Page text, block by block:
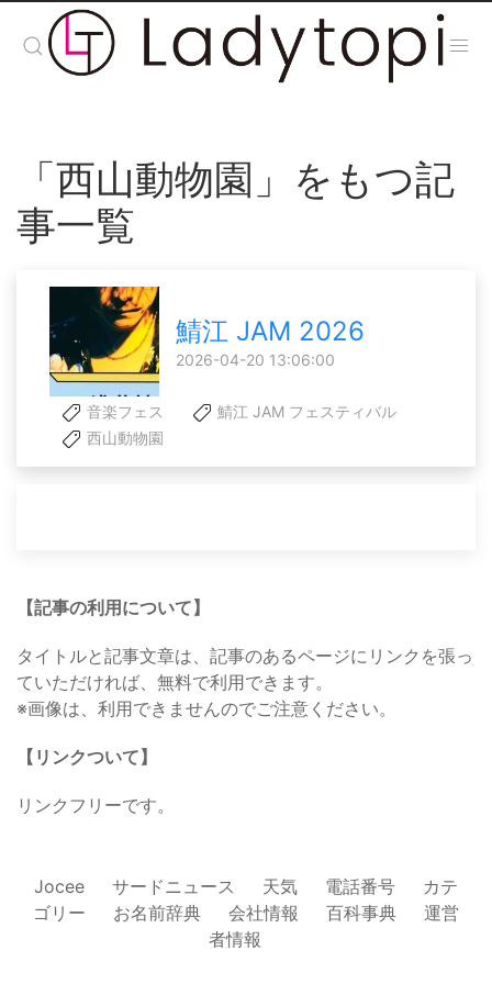
「西山動物園」をもつ記
事一覧
鯖江 JAM 2026
2026-04-20 13:06:00
音楽フェス
鯖江 JAM フェスティバル
西山動物園
【記事の利用について】
タイトルと記事文章は、記事のあるページにリンクを張っ
ていただければ、無料で利用できます。
※画像は、利用できませんのでご注意ください。
【リンクついて】
リンクフリーです。
Jocee サードニュース 天気 電話番号
カテ
ゴリー
お名前辞典 会社情報 百科事典
運営
者情報